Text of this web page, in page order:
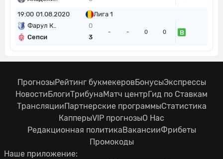
19:00 01.08.2020
Лига 1
Фарул К..
0
Сепси
3
- - 0 0 В
ПрогнозыРейтинг букмекеровБонусыЭкспрессы
НовостиБлогиТрибунаМатч центрГид по Ставкам
ТрансляцииПартнерские программыСтатистика
КапперыVIP прогнозыО Нас
Редакционная политикаВакансииФрибеты
Промокоды
Наше приложение: